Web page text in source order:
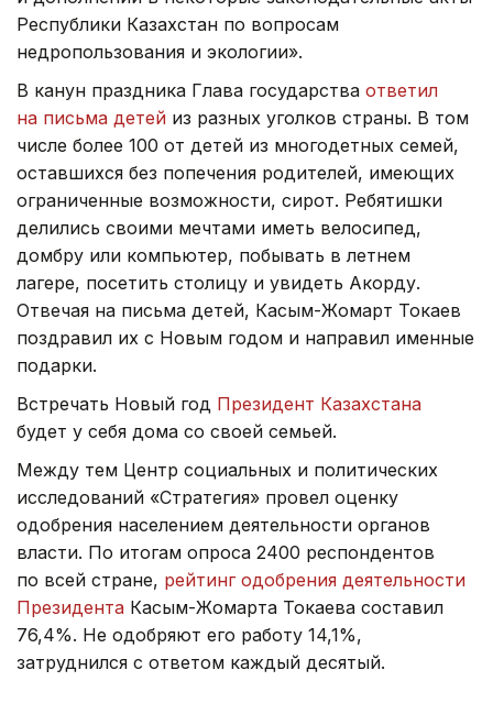
Республики Казахстан по вопросам
недропользования и экологии».
В канун праздника Глава государства ответил
на письма детей из разных уголков страны. В том
числе более 100 от детей из многодетных семей,
оставшихся без попечения родителей, имеющих
ограниченные возможности, сирот. Ребятишки
делились своими мечтами иметь велосипед,
домбру или компьютер, побывать в летнем
лагере, посетить столицу и увидеть Акорду.
Отвечая на письма детей, Касым-Жомарт Токаев
поздравил их с Новым годом и направил именные
подарки.
Встречать Новый год Президент Казахстана
будет у себя дома со своей семьей.
Между тем Центр социальных и политических
исследований «Стратегия» провел оценку
одобрения населением деятельности органов
власти. По итогам опроса 2400 респондентов
по всей стране, рейтинг одобрения деятельности
Президента Касым-Жомарта Токаева составил
76,4%. Не одобряют его работу 14,1%,
затруднился с ответом каждый десятый.